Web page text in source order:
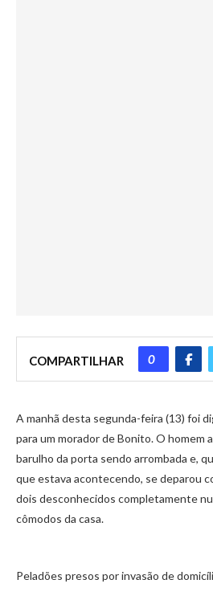
COMPARTILHAR 0
A manhã desta segunda-feira (13) foi
para um morador de Bonito. O homem
barulho da porta sendo arrombada e,
que estava acontecendo, se deparou
dois desconhecidos completamente
cômodos da casa.
Peladões presos por invasão de